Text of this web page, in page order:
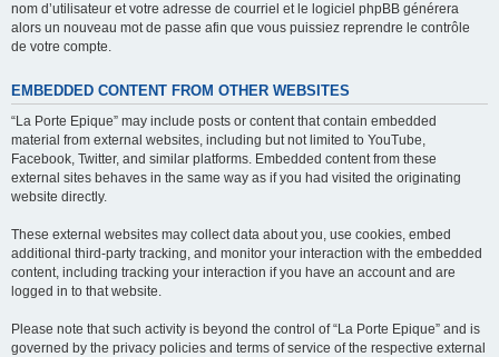
nom d’utilisateur et votre adresse de courriel et le logiciel phpBB générera
alors un nouveau mot de passe afin que vous puissiez reprendre le contrôle
de votre compte.
EMBEDDED CONTENT FROM OTHER WEBSITES
“La Porte Epique” may include posts or content that contain embedded
material from external websites, including but not limited to YouTube,
Facebook, Twitter, and similar platforms. Embedded content from these
external sites behaves in the same way as if you had visited the originating
website directly.
These external websites may collect data about you, use cookies, embed
additional third-party tracking, and monitor your interaction with the embedded
content, including tracking your interaction if you have an account and are
logged in to that website.
Please note that such activity is beyond the control of “La Porte Epique” and is
governed by the privacy policies and terms of service of the respective external